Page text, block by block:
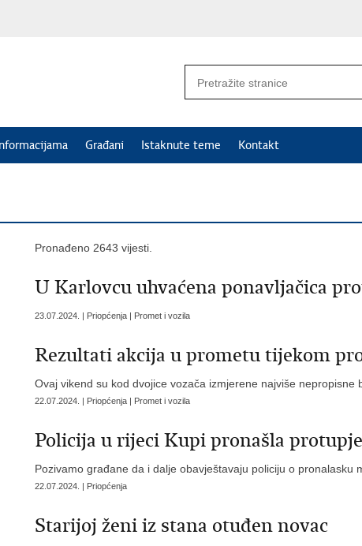
Građani Istaknute teme Kontakt
Pronađeno 2643 vijesti.
U Karlovcu uhvaćena ponavljačica
23.07.2024. | Priopćenja | Promet i vozila
Rezultati akcija u prometu tijekom
Ovaj vikend su kod dvojice vozača izmjerene najviše nepropisne
22.07.2024. | Priopćenja | Promet i vozila
Policija u rijeci Kupi pronašla
Pozivamo građane da i dalje obavještavaju policiju o pronalasku
22.07.2024. | Priopćenja
Starijoj ženi iz stana otuđen novac